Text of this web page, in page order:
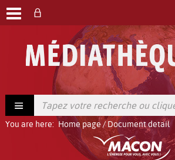
You are here: Home page/Document detail